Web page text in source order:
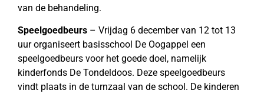
van de behandeling.
Speelgoedbeurs – Vrijdag 6 december van 12 tot 13
uur organiseert basisschool De Oogappel een
speelgoedbeurs voor het goede doel, namelijk
kinderfonds De Tondeldoos. Deze speelgoedbeurs
vindt plaats in de turnzaal van de school. De kinderen